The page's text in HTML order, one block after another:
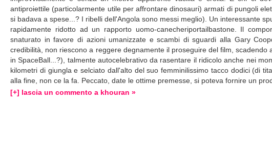
antiproiettile (particolarmente utile per affrontare dinosauri) armati di pungoli
si badava a spese...? I ribelli dell'Angola sono messi meglio). Un interessante
rapidamente ridotto ad un rapporto uomo-canecheriportailbastone. Il
snaturato in favore di azioni umanizzate e scambi di sguardi alla Gary
credibilità, non riescono a reggere degnamente il proseguire del film,
in SpaceBall...?), talmente autocelebrativo da rasentare il ridicolo anche nei
kilometri di giungla e selciato dall'alto del suo femminilissimo tacco dodici (di
alla fine, non ce la fa. Peccato, date le ottime premesse, si poteva fornire un
[+] lascia un commento a khouran »